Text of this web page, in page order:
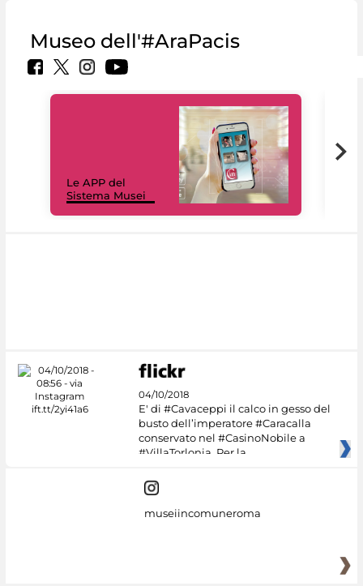
Museo dell'#AraPacis
Le APP del
Sistema Musei
04/10/2018
E' di #Cavaceppi il calco in gesso del
busto dell’imperatore #Caracalla
conservato nel #CasinoNobile a
#VillaTorlonia. Per la
museiincomuneroma